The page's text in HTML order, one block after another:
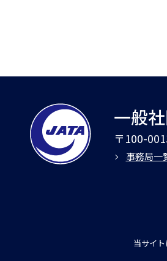
一般
〒100-
事務局一
当サイ